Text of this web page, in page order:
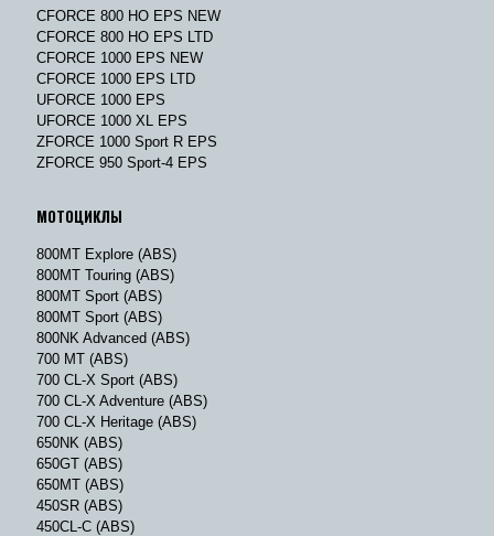
CFORCE 800 HO EPS NEW
CFORCE 800 HO EPS LTD
CFORCE 1000 EPS NEW
CFORCE 1000 EPS LTD
UFORCE 1000 EPS
UFORCE 1000 XL EPS
ZFORCE 1000 Sport R EPS
ZFORCE 950 Sport-4 EPS
МОТОЦИКЛЫ
800MT Explore (ABS)
800MT Touring (ABS)
800MT Sport (ABS)
800MT Sport (ABS)
800NK Advanced (ABS)
700 MT (ABS)
700 CL-X Sport (ABS)
700 CL-X Adventure (ABS)
700 CL-X Heritage (ABS)
650NK (ABS)
650GT (ABS)
650MT (ABS)
450SR (ABS)
450CL-C (ABS)